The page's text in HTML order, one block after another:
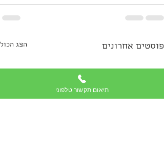
פוסטים אחרונים הצג הכול
תיאום תקשור טלפוני